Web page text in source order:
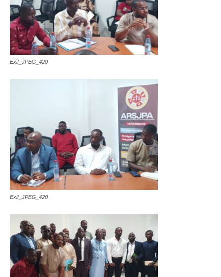
Exif_JPEG_420
Exif_JPEG_420